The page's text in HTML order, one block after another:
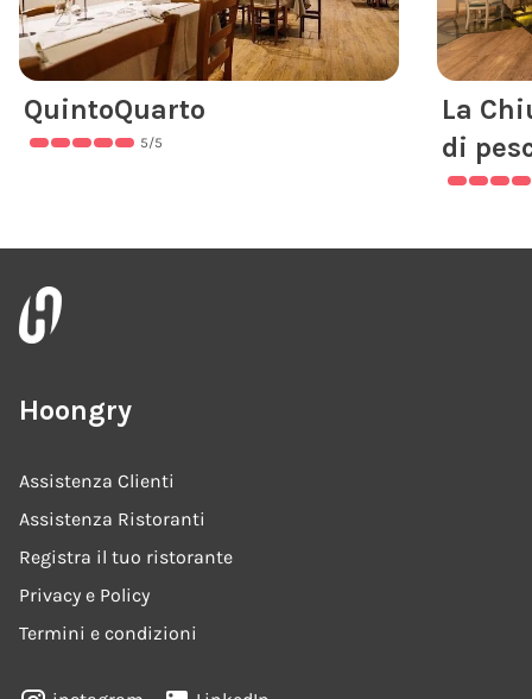
QuintoQuarto
5/5
La
di
Hoongry
Assistenza Clienti
Assistenza Ristoranti
Registra il tuo ristorante
Privacy e Policy
Termini e condizioni